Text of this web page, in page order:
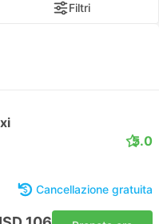
Filtri
5.0
Cancellazione gratuita